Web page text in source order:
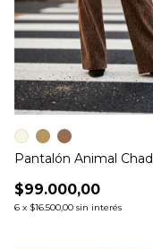
Pantalón Animal Chad
$99.000,00
6 x $16.500,00 sin interés